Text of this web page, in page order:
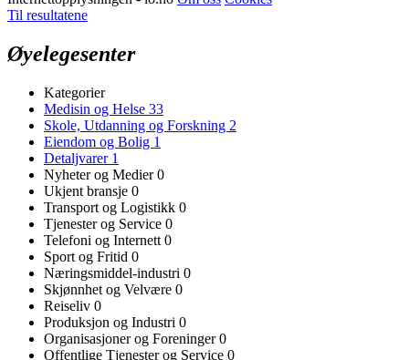
Til resultatene
Øyelegesenter
Kategorier
Medisin og Helse 33
Skole, Utdanning og Forskning 2
Eiendom og Bolig 1
Detaljvarer 1
Nyheter og Medier0
Ukjent bransje 0
Transport og Logistikk 0
Tjenester og Service 0
Telefoni og Internett 0
Sport og Fritid 0
Næringsmiddel-industri 0
Skjønnhet og Velvære 0
Reiseliv 0
Produksjon og Industri 0
Organisasjoner og Foreninger0
Offentlige Tjenester og Service 0